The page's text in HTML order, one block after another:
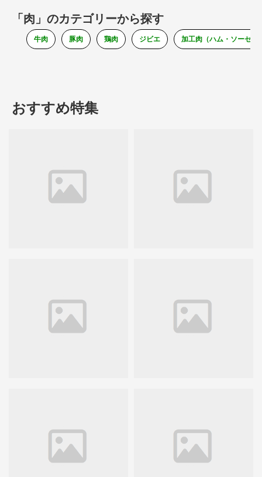
「肉」のカテゴリーから探す
牛肉 豚肉 鶏肉 ジビエ 加工肉（ハム・ソーセー
おすすめ特集